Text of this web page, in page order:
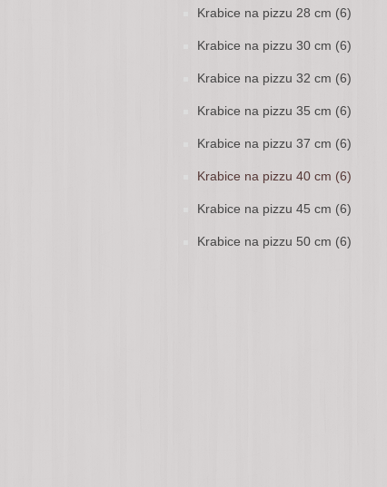
Krabice na pizzu 28 cm (6)
Krabice na pizzu 30 cm (6)
Krabice na pizzu 32 cm (6)
Krabice na pizzu 35 cm (6)
Krabice na pizzu 37 cm (6)
Krabice na pizzu 40 cm (6)
Krabice na pizzu 45 cm (6)
Krabice na pizzu 50 cm (6)